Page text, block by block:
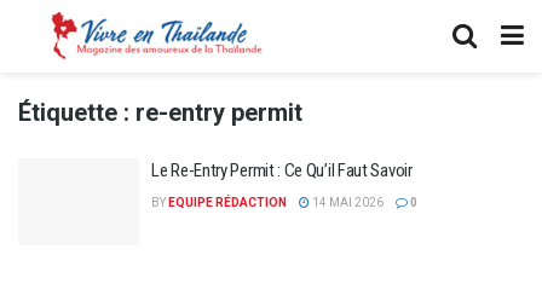
Étiquette : re-entry permit
Le Re-Entry Permit : Ce Qu’il Faut Savoir
BY EQUIPE RÉDACTION 14 MAI 2026 0